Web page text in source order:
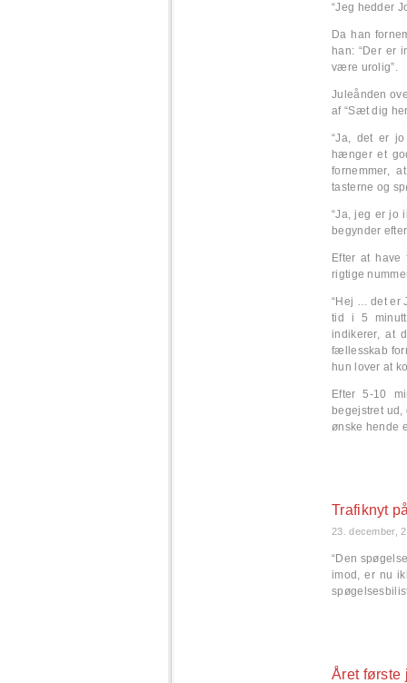
“Jeg hedder
Da han
han: “Der er
være urolig”.
Juleånden
af “Sæt dig
“Ja, det er
hænger et
fornemmer,
tasterne og
“Ja, jeg er jo
begynder
Efter at have
rigtige
“Hej … det er
tid i 5
indikerer, at
fællesskab
hun lover at
Efter 5-10
begejstret
ønske hende
Trafiknyt
23. december,
“Den
imod, er nu
Året første